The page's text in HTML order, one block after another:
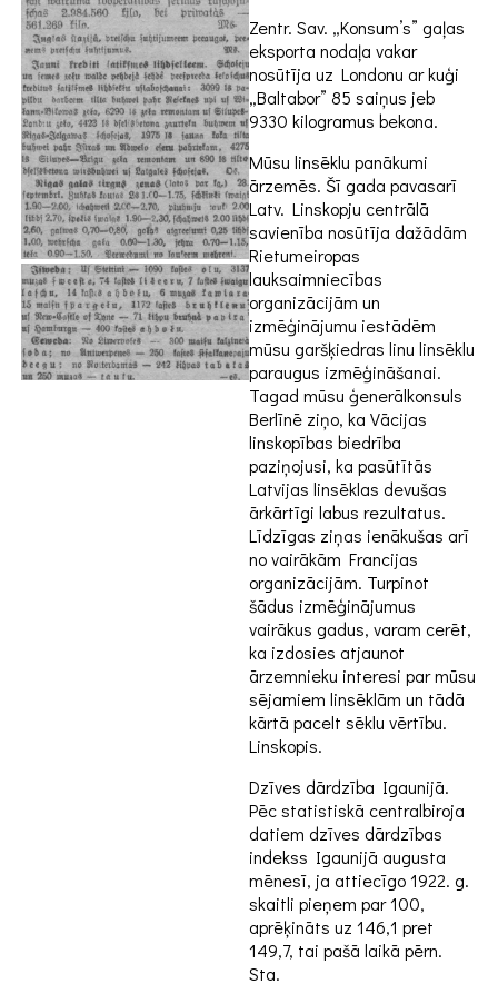
Zentr. Sav. „Konsum’s” gaļas
eksporta nodaļa vakar
nosūtīja uz Londonu ar kuģi
„Baltabor” 85 saiņus jeb
9330 kilogramus bekona.
Mūsu linsēklu panākumi
ārzemēs. Šī gada pavasarī
Latv. Linskopju centrālā
savienība nosūtīja dažādām
Rietumeiropas
lauksaimniecības
organizācijām un
izmēģinājumu iestādēm
mūsu garšķiedras linu linsēklu
paraugus izmēģināšanai.
Tagad mūsu ģenerālkonsuls
Berlīnē ziņo, ka Vācijas
linskopības biedrība
paziņojusi, ka pasūtītās
Latvijas linsēklas devušas
ārkārtīgi labus rezultatus.
Līdzīgas ziņas ienākušas arī
no vairākām Francijas
organizācijām. Turpinot
šādus izmēģinājumus
vairākus gadus, varam cerēt,
ka izdosies atjaunot
ārzemnieku interesi par mūsu
sējamiem linsēklām un tādā
kārtā pacelt sēklu vērtību.
Linskopis.
Dzīves dārdzība Igaunijā.
Pēc statistiskā centralbiroja
datiem dzīves dārdzības
indekss Igaunijā augusta
mēnesī, ja attiecīgo 1922. g.
skaitli pieņem par 100,
aprēķināts uz 146,1 pret
149,7, tai pašā laikā pērn.
Sta.